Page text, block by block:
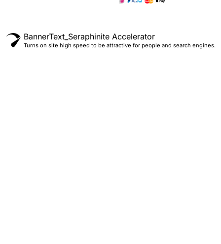
BannerText_Seraphinite Accelerator
Turns on site high speed to be attractive for people and search engines.